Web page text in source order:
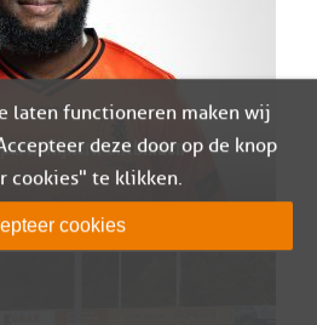
Nijkerk ontbinden
laten functioneren maken wij
deze door op de knop
cookies" te klikken.
cookies